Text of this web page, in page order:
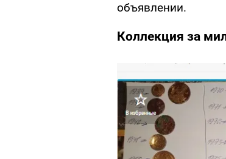
объявлении.
Коллекция за